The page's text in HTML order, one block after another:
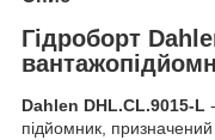
Гідроборт
Dahlen DHL.CL.9015-L
підйомник,